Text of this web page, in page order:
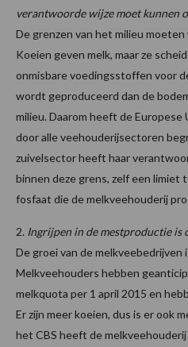
verantwoorde wijze moet kunnen
De grenzen van het milieu
Koeien geven melk, maar ze
onmisbare voedingsstoffen voor
wordt geproduceerd dan de
milieu. Daarom heeft de
door alle veehouderijsectoren
zuivelsector heeft haar
binnen deze grens, zelf een limiet
fosfaat die de melkveehouderij
2. Ingrijpen in de mestproductie is
De groei van de melkveebedrijven
Melkveehouders hebben
melkquota per 1 april 2015 en
Er zijn meer koeien, dus is er ook
het CBS heeft de